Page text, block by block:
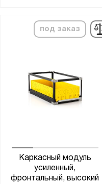
под заказ
Каркасный модуль
усиленный,
фронтальный, высокий